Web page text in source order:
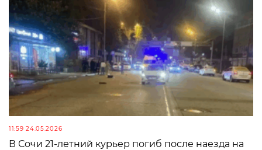
11:59 24.05.2026
В Сочи 21-летний курьер погиб после наезда на